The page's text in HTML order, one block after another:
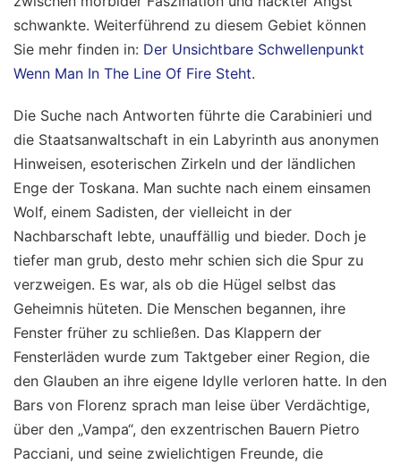
schwankte. Weiterführend zu diesem Gebiet können
Sie mehr finden in: Der Unsichtbare Schwellenpunkt
Wenn Man In The Line Of Fire Steht.
Die Suche nach Antworten führte die Carabinieri und
die Staatsanwaltschaft in ein Labyrinth aus anonymen
Hinweisen, esoterischen Zirkeln und der ländlichen
Enge der Toskana. Man suchte nach einem einsamen
Wolf, einem Sadisten, der vielleicht in der
Nachbarschaft lebte, unauffällig und bieder. Doch je
tiefer man grub, desto mehr schien sich die Spur zu
verzweigen. Es war, als ob die Hügel selbst das
Geheimnis hüteten. Die Menschen begannen, ihre
Fenster früher zu schließen. Das Klappern der
Fensterläden wurde zum Taktgeber einer Region, die
den Glauben an ihre eigene Idylle verloren hatte. In den
Bars von Florenz sprach man leise über Verdächtige,
über den „Vampa“, den exzentrischen Bauern Pietro
Pacciani, und seine zwielichtigen Freunde, die